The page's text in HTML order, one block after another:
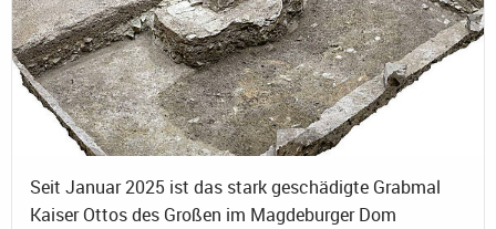
Seit Januar 2025 ist das stark geschädigte Grabmal
Kaiser Ottos des Großen im Magdeburger Dom